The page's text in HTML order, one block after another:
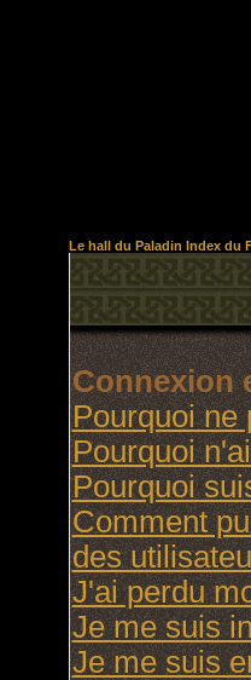
Le hall du Paladin Index du
Connexion
Pourquoi ne
Pourquoi
Pourquoi
Comment
des
J'ai perdu
Je me suis
Je me suis